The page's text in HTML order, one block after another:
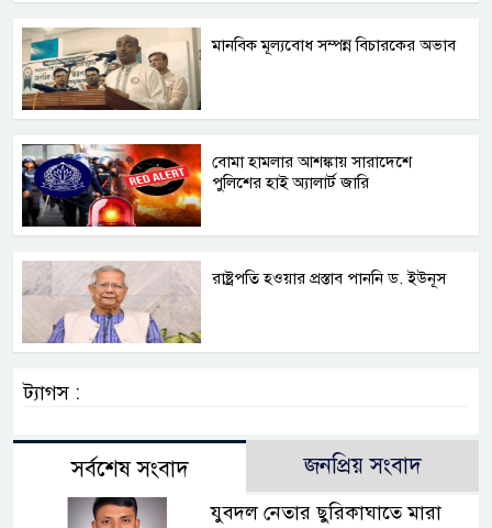
মানবিক মূল্যবোধ সম্পন্ন বিচারকের অভাব
বোমা হামলার আশঙ্কায় সারাদেশে
পুলিশের হাই অ্যালার্ট জারি
রাষ্ট্রপতি হওয়ার প্রস্তাব পাননি ড. ইউনূস
ট্যাগস :
সর্বশেষ সংবাদ জনপ্রিয় সংবাদ
যুবদল নেতার ছুরিকাঘাতে মারা